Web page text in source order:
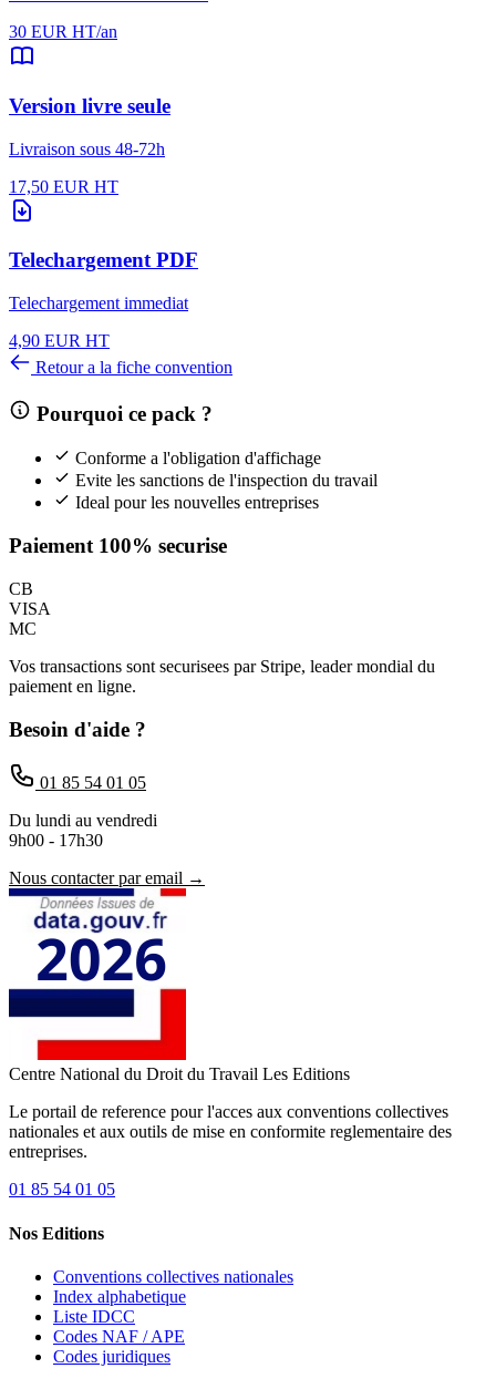
30 EUR HT/an
Version livre seule
Livraison sous 48-72h
17,50 EUR HT
Telechargement PDF
Telechargement immediat
4,90 EUR HT
Retour a la fiche convention
Pourquoi ce pack ?
Conforme a l'obligation d'affichage
Evite les sanctions de l'inspection du travail
Ideal pour les nouvelles entreprises
Paiement 100% securise
CB
VISA
MC
Vos transactions sont securisees par Stripe, leader mondial du
paiement en ligne.
Besoin d'aide ?
01 85 54 01 05
Du lundi au vendredi
9h00 - 17h30
Nous contacter par email →
Centre National du Droit du Travail Les Editions
Le portail de reference pour l'acces aux conventions collectives
nationales et aux outils de mise en conformite reglementaire des
entreprises.
01 85 54 01 05
Nos Editions
Conventions collectives nationales
Index alphabetique
Liste IDCC
Codes NAF / APE
Codes juridiques